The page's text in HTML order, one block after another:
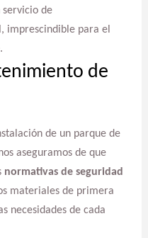
de
imprescindible para el
de
de un parque de
aseguramos de que
normativas de seguridad
materiales de primera
necesidades de cada